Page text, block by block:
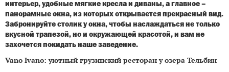
интерьер, удобные мягкие кресла и диваны, а главное –
панорамные окна, из которых открывается прекрасный вид.
Забронируйте столик у окна, чтобы наслаждаться не только
вкусной трапезой, но и окружающей красотой, и вам не
захочется покидать наше заведение.
Vano Ivano: уютный грузинский ресторан у озера Тельбин